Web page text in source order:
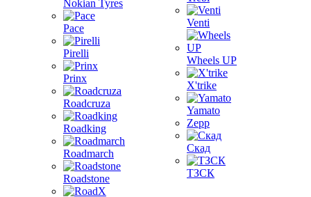
Nokian Tyres
Pace
Pirelli
Prinx
Roadcruza
Roadking
Roadmarch
Roadstone
Venti
Wheels UP
X'trike
Yamato
Zepp
Скад
ТЗСК